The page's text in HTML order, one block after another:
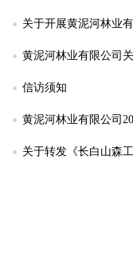
关于开展黄泥河林业
黄泥河林业有限公司
信访须知
黄泥河林业有限公司
关于转发《长白山森